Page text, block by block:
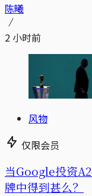
陈曦
2 小时前
风物
仅限会员
当Google投资
牌中得到甚么？